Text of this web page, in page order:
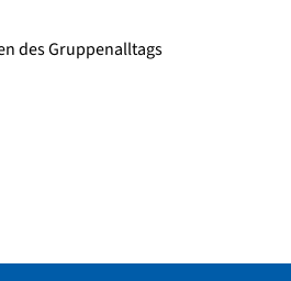
des Gruppenalltags